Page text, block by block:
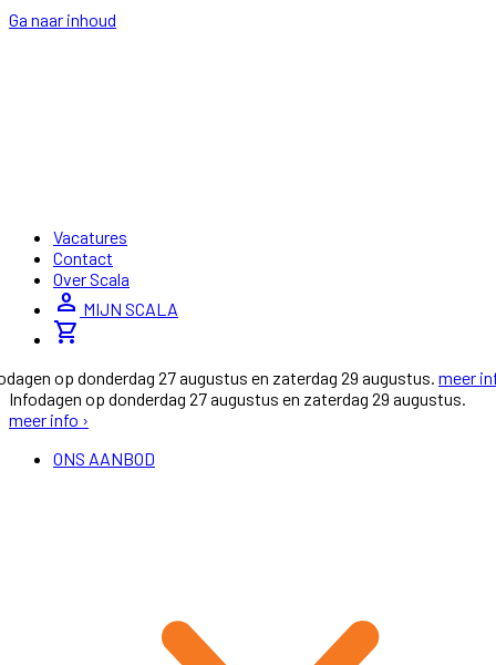
Ga naar inhoud
Vacatures
Contact
Over Scala
person MIJN SCALA
shopping_cart
op donderdag 27 augustus en zaterdag 29 augustus. meer
Infodagen op donderdag 27 augustus en zaterdag 29 augustus.
meer info ›
ONS AANBOD